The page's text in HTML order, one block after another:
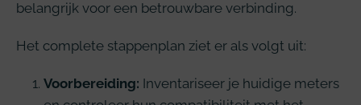
belangrijk voor een betrouwbare verbinding.
Het complete stappenplan ziet er als volgt uit:
Voorbereiding: Inventariseer je huidige meters